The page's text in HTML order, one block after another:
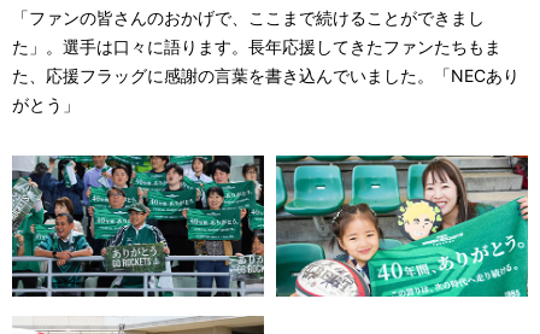
「ファンの皆さんのおかげで、ここまで続けることができまし
た」。選手は口々に語ります。長年応援してきたファンたちもま
た、応援フラッグに感謝の言葉を書き込んでいました。「NECあり
がとう」